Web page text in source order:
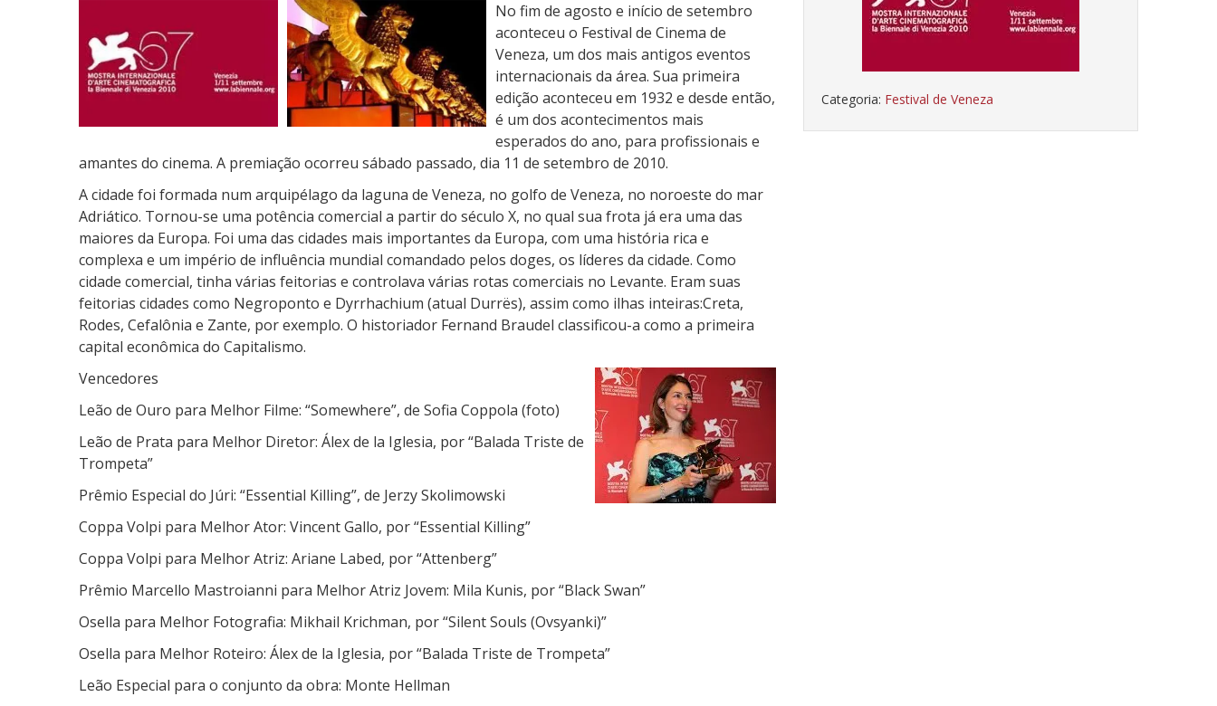
Categoria: Festival de Veneza
r
e
s
d
o
F
e
s
t
i
v
a
d
e
V
n
e
a
2
1
0
No fim de agosto e início de setembro
aconteceu o Festival de Cinema de
Veneza, um dos mais antigos eventos
internacionais da área. Sua primeira
edição aconteceu em 1932 e desde então,
é um dos acontecimentos mais
esperados do ano, para profissionais e
amantes do cinema. A premiação ocorreu sábado passado, dia 11 de setembro de 2010.
A cidade foi formada num arquipélago da laguna de Veneza, no golfo de Veneza, no noroeste do mar
Adriático. Tornou-se uma potência comercial a partir do século X, no qual sua frota já era uma das
maiores da Europa. Foi uma das cidades mais importantes da Europa, com uma história rica e
complexa e um império de influência mundial comandado pelos doges, os líderes da cidade. Como
cidade comercial, tinha várias feitorias e controlava várias rotas comerciais no Levante. Eram suas
feitorias cidades como Negroponto e Dyrrhachium (atual Durrës), assim como ilhas inteiras:Creta,
Rodes, Cefalônia e Zante, por exemplo. O historiador Fernand Braudel classificou-a como a primeira
capital econômica do Capitalismo.
Vencedores
Leão de Ouro para Melhor Filme: “Somewhere”, de Sofia Coppola (foto)
Leão de Prata para Melhor Diretor: Álex de la Iglesia, por “Balada Triste de
Trompeta”
Prêmio Especial do Júri: “Essential Killing”, de Jerzy Skolimowski
Coppa Volpi para Melhor Ator: Vincent Gallo, por “Essential Killing”
Coppa Volpi para Melhor Atriz: Ariane Labed, por “Attenberg”
Prêmio Marcello Mastroianni para Melhor Atriz Jovem: Mila Kunis, por “Black Swan”
Osella para Melhor Fotografia: Mikhail Krichman, por “Silent Souls (Ovsyanki)”
Osella para Melhor Roteiro: Álex de la Iglesia, por “Balada Triste de Trompeta”
Leão Especial para o conjunto da obra: Monte Hellman